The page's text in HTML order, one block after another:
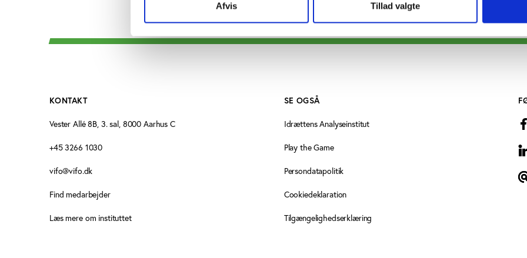
Afvis Tillad valgte
KONTAKT
Vester Allé 8B, 3. sal, 8000 Aarhus C
+45 3266 1030
vifo@vifo.dk
Find medarbejder
Læs mere om instituttet
SE OGSÅ
Idrættens Analyseinstitut
Play the Game
Persondatapolitik
Cookiedeklaration
Tilgængelighedserklæring